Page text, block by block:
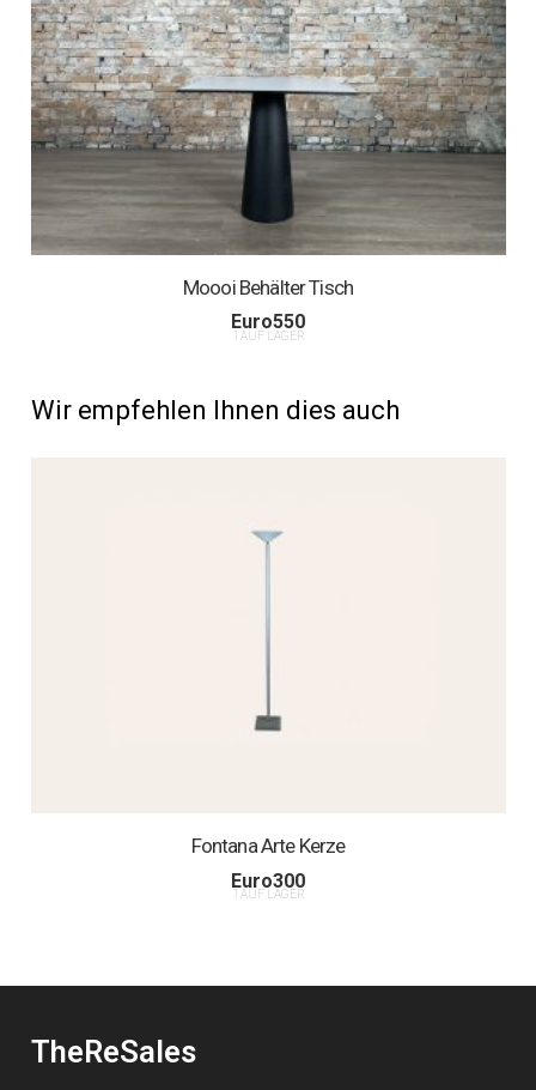
Moooi Behälter Tisch
Euro550
1 AUF LAGER
Wir empfehlen Ihnen dies auch
Fontana Arte Kerze
Euro300
1 AUF LAGER
TheReSales